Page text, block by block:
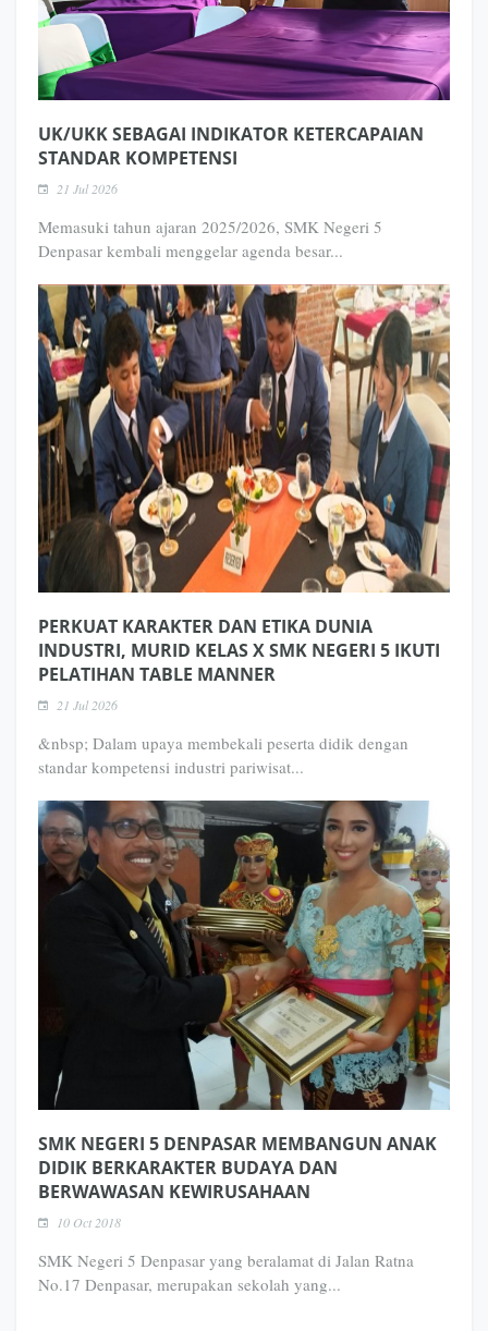
UK/UKK SEBAGAI INDIKATOR KETERCAPAIAN
STANDAR KOMPETENSI
21 Jul 2026
Memasuki tahun ajaran 2025/2026, SMK Negeri 5
Denpasar kembali menggelar agenda besar...
PERKUAT KARAKTER DAN ETIKA DUNIA
INDUSTRI, MURID KELAS X SMK NEGERI 5 IKUTI
PELATIHAN TABLE MANNER
21 Jul 2026
&nbsp; Dalam upaya membekali peserta didik dengan
standar kompetensi industri pariwisat...
SMK NEGERI 5 DENPASAR MEMBANGUN ANAK
DIDIK BERKARAKTER BUDAYA DAN
BERWAWASAN KEWIRUSAHAAN
10 Oct 2018
SMK Negeri 5 Denpasar yang beralamat di Jalan Ratna
No.17 Denpasar, merupakan sekolah yang...